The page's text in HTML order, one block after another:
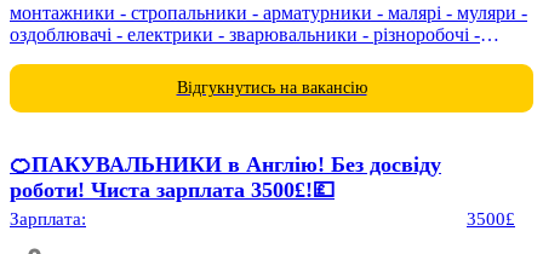
монтажники - стропальники - арматурники - малярі - муляри -
оздоблювачі - електрики - зварювальники - різноробочі -
Відгукнутись на вакансію
🍊ПАКУВАЛЬНИКИ в Англію! Без досвіду
роботи! Чиста зарплата 3500£!💷
Зарплата: 3500£